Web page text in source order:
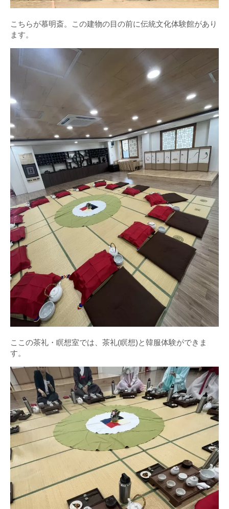
こちらが慕明斎。この建物の目の前に伝統文化体験館があり
ます。
ここの茶礼・瞑想室では、茶礼(瞑想)と韓服体験ができま
す。